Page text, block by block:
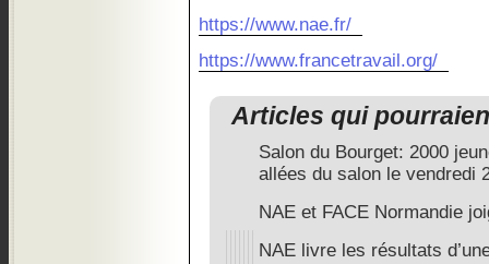
https://www.nae.fr/
https://www.francetravail.org/
Articles qui
Salon du Bourget: 2000
allées du salon le vendredi
NAE et FACE Normandie
NAE livre les résultats